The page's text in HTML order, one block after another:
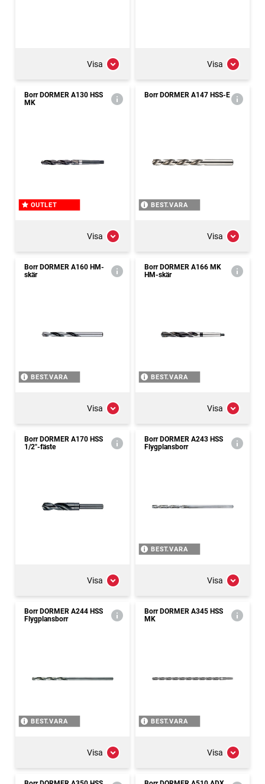
Visa Visa
Borr DORMER A130 HSS
MK
OUTLET
Visa
Borr DORMER A147 HSS-E
BEST.VARA
Visa
Borr DORMER A160 HM-
skär
BEST.VARA
Visa
Borr DORMER A166 MK
HM-skär
BEST.VARA
Visa
Borr DORMER A170 HSS
1/2"-fäste
Visa
Borr DORMER A243 HSS
Flygplansborr
BEST.VARA
Visa
Borr DORMER A244 HSS
Flygplansborr
BEST.VARA
Visa
Borr DORMER A345 HSS
MK
BEST.VARA
Visa